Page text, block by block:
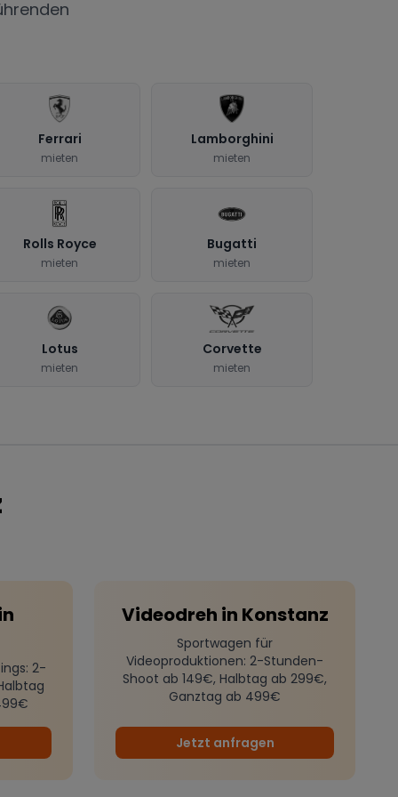
Ferrari
mieten
Lamborghini
mieten
Rolls Royce
mieten
Bugatti
mieten
Lotus
mieten
Corvette
mieten
: 2-
Videodreh in Konstanz
Sportwagen für
Videoproduktionen: 2-Stunden-
Shoot ab 149€, Halbtag ab 299€,
Ganztag ab 499€
Jetzt anfragen